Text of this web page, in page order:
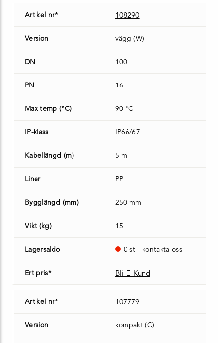
Artikel nr* 108290
Version vägg (W)
DN 100
PN 16
Max temp (°C) 90 °C
IP-klass IP66/67
Kabellängd (m) 5 m
Liner PP
Bygglängd (mm) 250 mm
Vikt (kg) 15
Lagersaldo 0 st - kontakta oss
Ert pris* Bli E-Kund
Artikel nr* 107779
Version kompakt (C)